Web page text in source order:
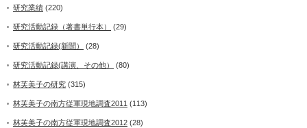
研究業績 (220)
研究活動記録（著書単行本） (29)
研究活動記録(新聞） (28)
研究活動記録(講演、その他） (80)
林芙美子の研究 (315)
林芙美子の南方従軍現地調査2011 (113)
林芙美子の南方従軍現地調査2012 (28)